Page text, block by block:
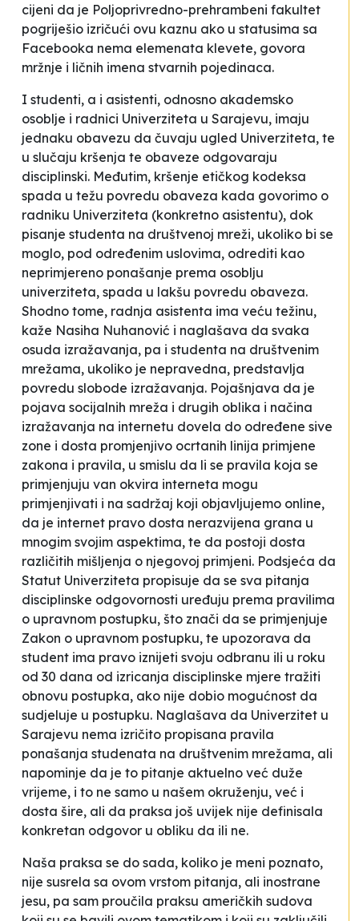
cijeni da je Poljoprivredno-prehrambeni fakultet
pogriješio izričući ovu kaznu ako u statusima sa
Facebooka nema elemenata klevete, govora
mržnje i ličnih imena stvarnih pojedinaca.
I studenti, a i asistenti, odnosno akademsko
osoblje i radnici Univerziteta u Sarajevu, imaju
jednaku obavezu da čuvaju ugled Univerziteta, te
u slučaju kršenja te obaveze odgovaraju
disciplinski. Međutim, kršenje etičkog kodeksa
spada u težu povredu obaveza kada govorimo o
radniku Univerziteta (konkretno asistentu), dok
pisanje studenta na društvenoj mreži, ukoliko bi se
moglo, pod određenim uslovima, odrediti kao
neprimjereno ponašanje prema osoblju
univerziteta, spada u lakšu povredu obaveza.
Shodno tome, radnja asistenta ima veću težinu,
kaže Nasiha Nuhanović i naglašava da svaka
osuda izražavanja, pa i studenta na društvenim
mrežama, ukoliko je nepravedna, predstavlja
povredu slobode izražavanja. Pojašnjava da je
pojava socijalnih mreža i drugih oblika i načina
izražavanja na internetu dovela do određene sive
zone i dosta promjenjivo ocrtanih linija primjene
zakona i pravila, u smislu da li se pravila koja se
primjenjuju van okvira interneta mogu
primjenjivati i na sadržaj koji objavljujemo online,
da je internet pravo dosta nerazvijena grana u
mnogim svojim aspektima, te da postoji dosta
različitih mišljenja o njegovoj primjeni. Podsjeća da
Statut Univerziteta propisuje da se sva pitanja
disciplinske odgovornosti uređuju prema pravilima
o upravnom postupku, što znači da se primjenjuje
Zakon o upravnom postupku, te upozorava da
student ima pravo iznijeti svoju odbranu ili u roku
od 30 dana od izricanja disciplinske mjere tražiti
obnovu postupka, ako nije dobio mogućnost da
sudjeluje u postupku. Naglašava da Univerzitet u
Sarajevu nema izričito propisana pravila
ponašanja studenata na društvenim mrežama, ali
napominje da je to pitanje aktuelno već duže
vrijeme, i to ne samo u našem okruženju, već i
dosta šire, ali da praksa još uvijek nije definisala
konkretan odgovor u obliku da ili ne.
Naša praksa se do sada, koliko je meni poznato,
nije susrela sa ovom vrstom pitanja, ali inostrane
jesu, pa sam proučila praksu američkih sudova